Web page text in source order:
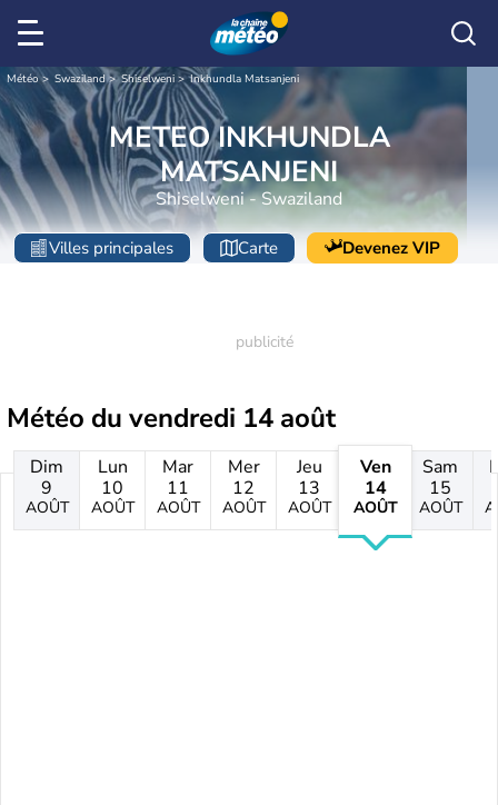
Météo Swaziland Shiselweni Inkhundla Matsanjeni
METEO INKHUNDLA
MATSANJENI
Shiselweni - Swaziland
Villes principales Carte Devenez VIP
Météo du vendredi 14 août
Dim
9
AOÛT
Lun
10
AOÛT
Mar
11
AOÛT
Mer
12
AOÛT
Jeu
13
AOÛT
Ven
14
AOÛT
Sam
15
AOÛT